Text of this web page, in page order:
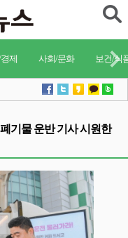
제 사회/문화 보건/식
기물 운반 기사 시원한